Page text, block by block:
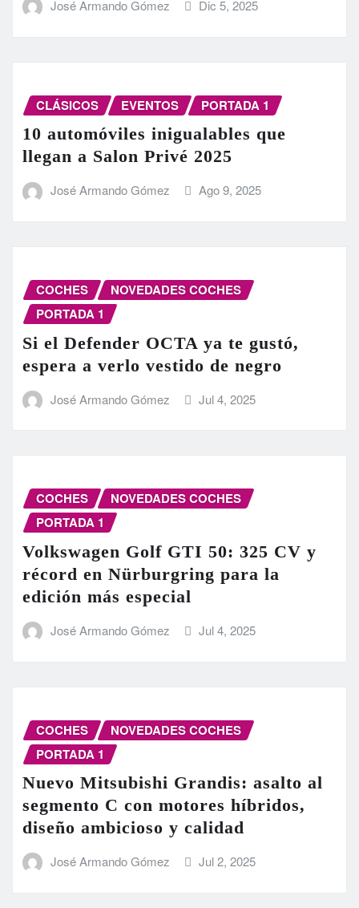
José Armando Gómez Dic 5, 2025
CLÁSICOS EVENTOS PORTADA 1
10 automóviles inigualables que
llegan a Salon Privé 2025
José Armando Gómez Ago 9, 2025
COCHES
NOVEDADES COCHES
PORTADA 1
Si el Defender OCTA ya te gustó,
espera a verlo vestido de negro
José Armando Gómez Jul 4, 2025
COCHES
NOVEDADES COCHES
PORTADA 1
Volkswagen Golf GTI 50: 325 CV y
récord en Nürburgring para la
edición más especial
José Armando Gómez Jul 4, 2025
COCHES
NOVEDADES COCHES
PORTADA 1
Nuevo Mitsubishi Grandis: asalto al
segmento C con motores híbridos,
diseño ambicioso y calidad
José Armando Gómez Jul 2, 2025